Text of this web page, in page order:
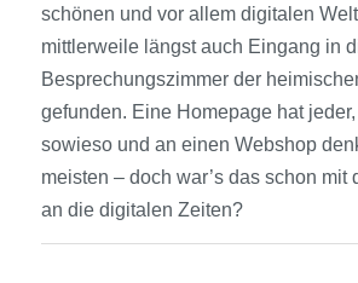
schönen und vor allem digitalen
mittlerweile längst auch Eingang in
Besprechungszimmer der
gefunden. Eine Homepage hat
sowieso und an einen Webshop
meisten – doch war’s das schon mit
an die digitalen Zeiten?